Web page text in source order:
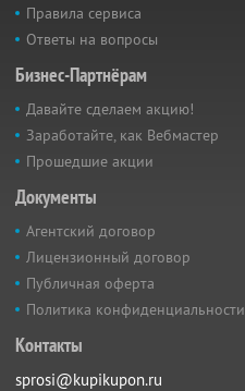
Правила сервиса
Ответы на вопросы
Бизнес-Партнёрам
Давайте сделаем акцию!
Заработайте, как Вебмастер
Прошедшие акции
Документы
Агентский договор
Лицензионный договор
Публичная оферта
Политика конфиденциальности
Контакты
sprosi@kupikupon.ru